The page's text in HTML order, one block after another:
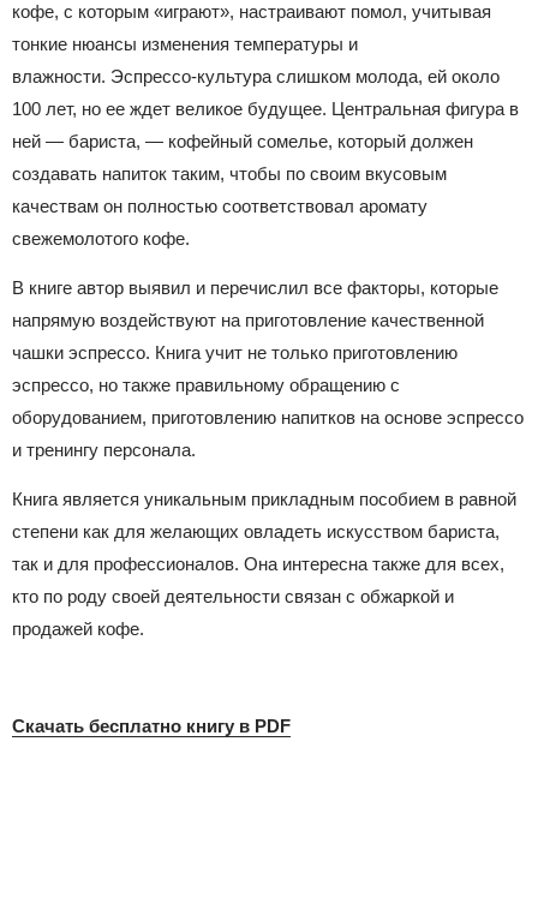
кофе, с которым «играют», настраивают помол, учитывая
тонкие нюансы изменения температуры и
влажности. Эспрессо-культура слишком молода, ей около
100 лет, но ее ждет великое будущее. Центральная фигура в
ней — бариста, — кофейный сомелье, который должен
создавать напиток таким, чтобы по своим вкусовым
качествам он полностью соответствовал аромату
свежемолотого кофе.
В книге автор выявил и перечислил все факторы, которые
напрямую воздействуют на приготовление качественной
чашки эспрессо. Книга учит не только приготовлению
эспрессо, но также правильному обращению с
оборудованием, приготовлению напитков на основе эспрессо
и тренингу персонала.
Книга является уникальным прикладным пособием в равной
степени как для желающих овладеть искусством бариста,
так и для профессионалов. Она интересна также для всех,
кто по роду своей деятельности связан с обжаркой и
продажей кофе.
Скачать бесплатно книгу в PDF